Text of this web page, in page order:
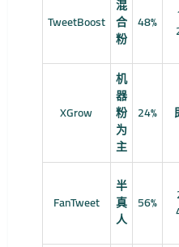
TweetBoost
混
合
粉
48%
XGrow
机
器
粉
为
主
24%
FanTweet
半
真
人
56%